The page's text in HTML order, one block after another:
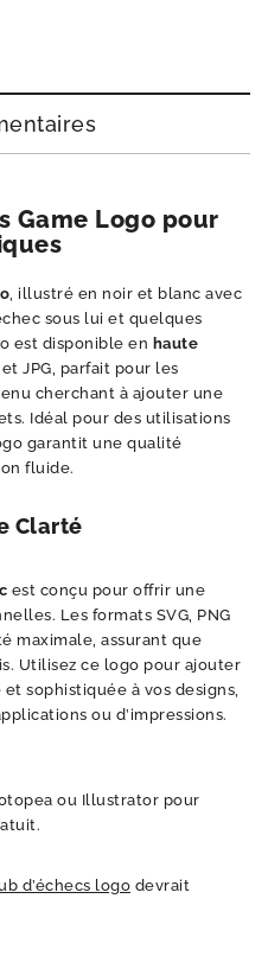
Game Logo pour
, illustré en noir et blanc avec
sous lui et quelques
est disponible en haute
JPG, parfait pour les
cherchant à ajouter une
Idéal pour des utilisations
garantit une qualité
fluide.
Clarté
est conçu pour offrir une
Les formats SVG, PNG
maximale, assurant que
Utilisez ce logo pour ajouter
sophistiquée à vos designs,
ou d’impressions.
ou Illustrator pour
d’échecs logo devrait